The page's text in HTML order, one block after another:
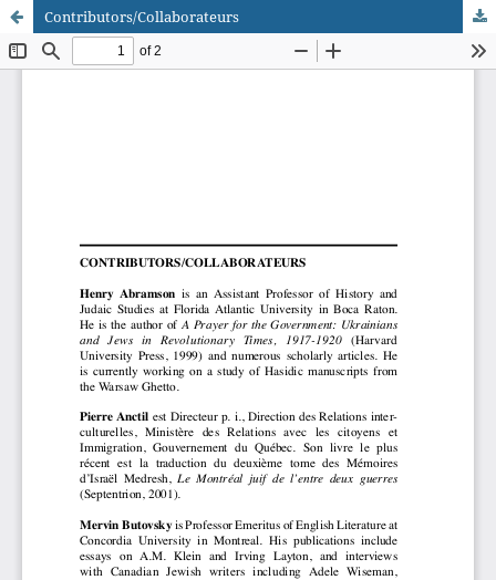
Contributors/Collaborateurs